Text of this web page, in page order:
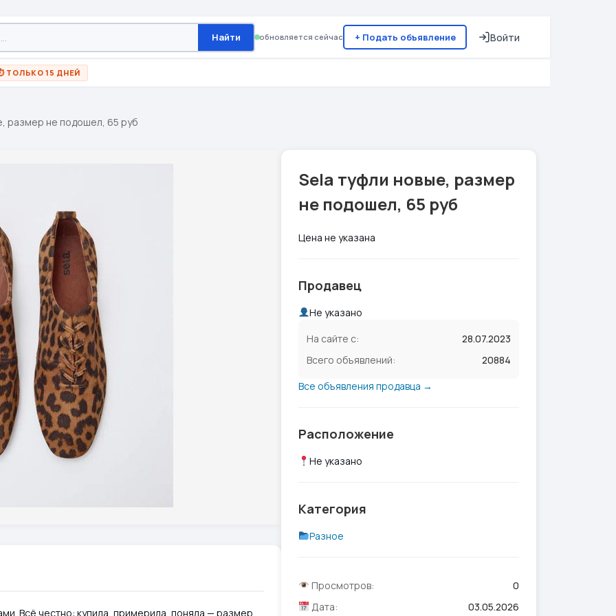
Найти обновляется сейчас + Подать объявление Войти
ТОЛЬКО 15 ДНЕЙ
размер не подошел, 65 руб
Всё честно: купила, примерила, поняла — размер
Sela туфли новые, размер
не подошел, 65 руб
Цена не указана
Продавец
Не указано
На сайте с:
28.07.2023
Всего объявлений:
20884
Все объявления продавца →
Расположение
Не указано
Категория
Разное
Просмотров:
0
Дата:
03.05.2026